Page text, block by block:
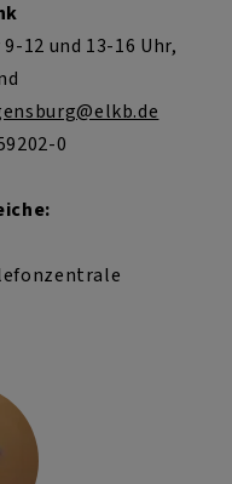
12 und 13-16 Uhr,
0